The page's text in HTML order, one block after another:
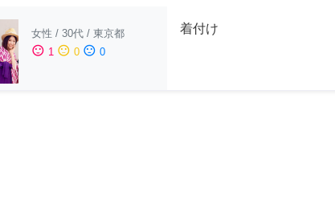
女性 / 30代 / 東京都
sentiment_satisfied 1 sentiment_neutral 0 sentiment_dissatisfied 0
着付け